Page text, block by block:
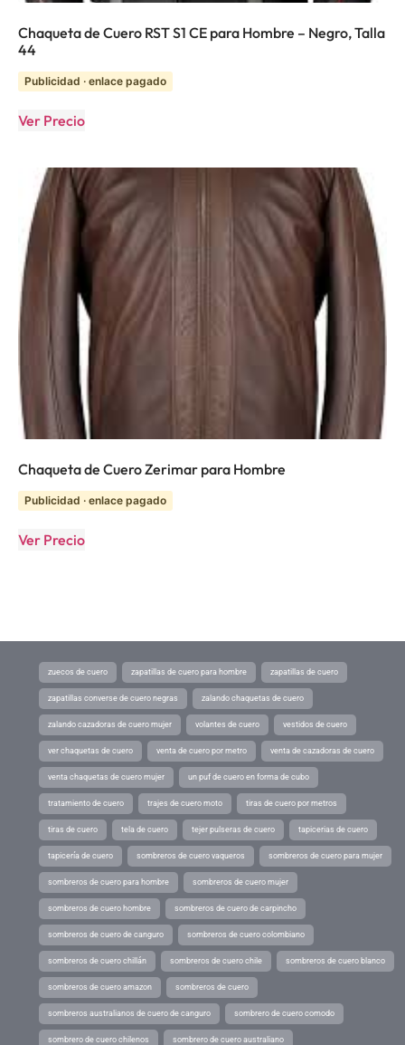
Chaqueta de Cuero RST S1 CE para Hombre – Negro, Talla
44
Publicidad · enlace pagado
Ver Precio
Chaqueta de Cuero Zerimar para Hombre
Publicidad · enlace pagado
Ver Precio
zuecos de cuero zapatillas de cuero para hombre zapatillas de cuero
zapatillas converse de cuero negras zalando chaquetas de cuero
zalando cazadoras de cuero mujer volantes de cuero vestidos de cuero
ver chaquetas de cuero venta de cuero por metro venta de cazadoras de cuero
venta chaquetas de cuero mujer un puf de cuero en forma de cubo
tratamiento de cuero trajes de cuero moto tiras de cuero por metros
tiras de cuero tela de cuero tejer pulseras de cuero tapicerias de cuero
tapicería de cuero sombreros de cuero vaqueros sombreros de cuero para mujer
sombreros de cuero para hombre sombreros de cuero mujer
sombreros de cuero hombre sombreros de cuero de carpincho
sombreros de cuero de canguro sombreros de cuero colombiano
sombreros de cuero chillán sombreros de cuero chile sombreros de cuero blanco
sombreros de cuero amazon sombreros de cuero
sombreros australianos de cuero de canguro sombrero de cuero comodo
sombrero de cuero chilenos sombrero de cuero australiano